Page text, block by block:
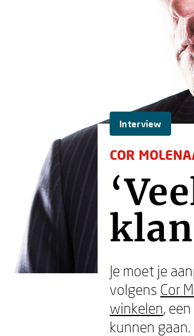
Interview
COR
Je moet je
volgens Cor
winkelen,
kunnen